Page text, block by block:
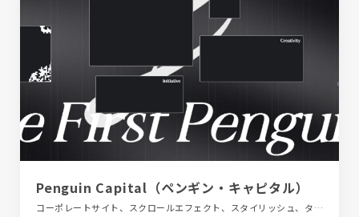
Penguin Capital（ペンギン・キャピタル）
コーポレートサイト、スクロールエフェクト、スタイリッシュ、タイポグラフィー、ブラック系 、金融・法律・人材・専門職